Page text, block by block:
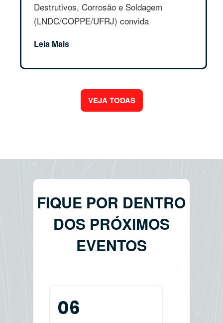
Destrutivos, Corrosão e Soldagem
(LNDC/COPPE/UFRJ) convida
Leia Mais
VEJA TODAS
06
FIQUE POR DENTRO
DOS PRÓXIMOS
EVENTOS